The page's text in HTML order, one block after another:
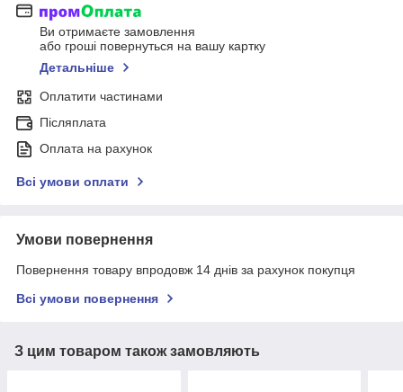
Ви отримаєте замовлення
або гроші повернуться на вашу картку
Детальніше
Оплатити частинами
Післяплата
Оплата на рахунок
Всі умови оплати
Умови повернення
Повернення товару впродовж 14 днів за рахунок покупця
Всі умови повернення
З цим товаром також замовляють